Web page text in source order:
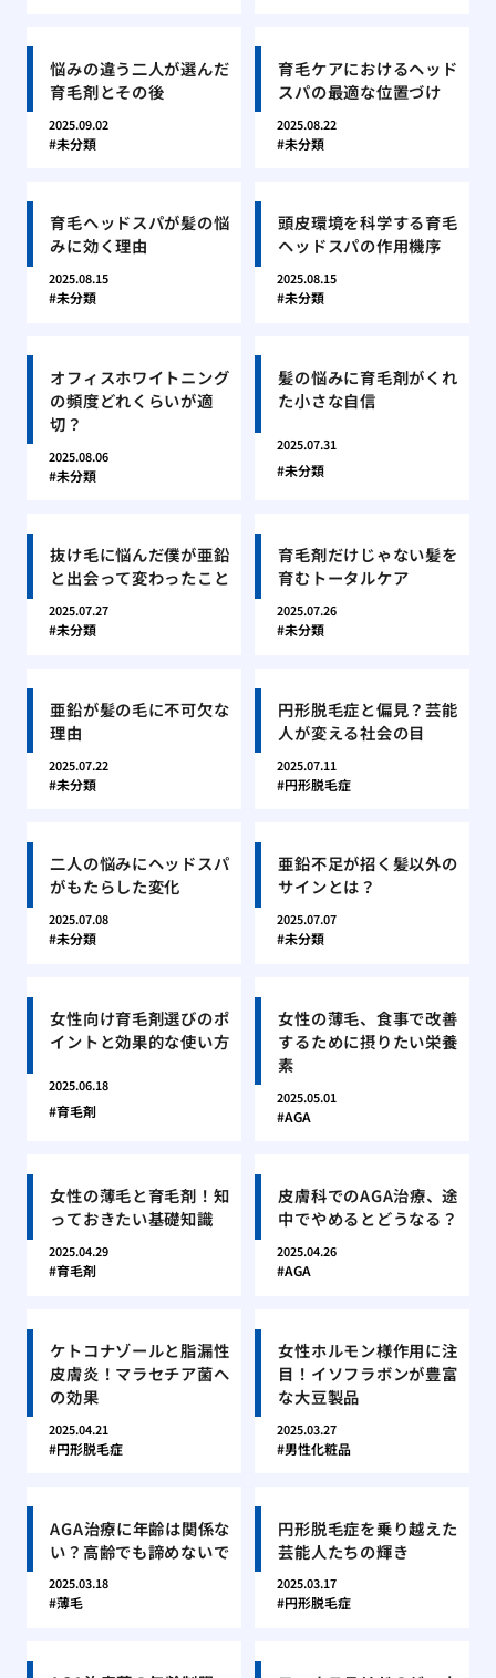
悩みの違う二人が選んだ
育毛剤とその後
2025.09.02
未分類
育毛ケアにおけるヘッド
スパの最適な位置づけ
2025.08.22
未分類
育毛ヘッドスパが髪の悩
みに効く理由
2025.08.15
未分類
頭皮環境を科学する育毛
ヘッドスパの作用機序
2025.08.15
未分類
オフィスホワイトニング
の頻度どれくらいが適
切？
2025.08.06
未分類
髪の悩みに育毛剤がくれ
た小さな自信
2025.07.31
未分類
抜け毛に悩んだ僕が亜鉛
と出会って変わったこと
2025.07.27
未分類
育毛剤だけじゃない髪を
育むトータルケア
2025.07.26
未分類
亜鉛が髪の毛に不可欠な
理由
2025.07.22
未分類
円形脱毛症と偏見？芸能
人が変える社会の目
2025.07.11
円形脱毛症
二人の悩みにヘッドスパ
がもたらした変化
2025.07.08
未分類
亜鉛不足が招く髪以外の
サインとは？
2025.07.07
未分類
女性向け育毛剤選びのポ
イントと効果的な使い方
2025.06.18
育毛剤
女性の薄毛、食事で改善
するために摂りたい栄養
素
2025.05.01
AGA
女性の薄毛と育毛剤！知
っておきたい基礎知識
2025.04.29
育毛剤
皮膚科でのAGA治療、途
中でやめるとどうなる？
2025.04.26
AGA
ケトコナゾールと脂漏性
皮膚炎！マラセチア菌へ
の効果
2025.04.21
円形脱毛症
女性ホルモン様作用に注
目！イソフラボンが豊富
な大豆製品
2025.03.27
男性化粧品
AGA治療に年齢は関係な
い？高齢でも諦めないで
2025.03.18
薄毛
円形脱毛症を乗り越えた
芸能人たちの輝き
2025.03.17
円形脱毛症